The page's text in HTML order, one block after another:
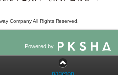
Company All Rights Reserved.
Powered by
pagetop